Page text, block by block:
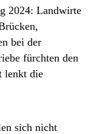
2024: Landwirte
bei der
fürchten den
lenkt die
sich nicht